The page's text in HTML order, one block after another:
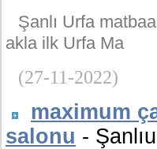
Şanlı Urfa
akla ilk Urfa Ma
(27-11-2022)
maximum
salonu -